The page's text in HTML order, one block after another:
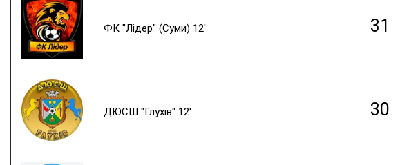
ФК "Лідер" (Суми) 12' 31
ДЮСШ "Глухів" 12' 30